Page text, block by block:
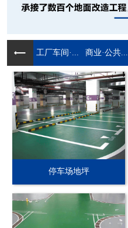
工厂车间·... 商业·公共...
停车场地坪